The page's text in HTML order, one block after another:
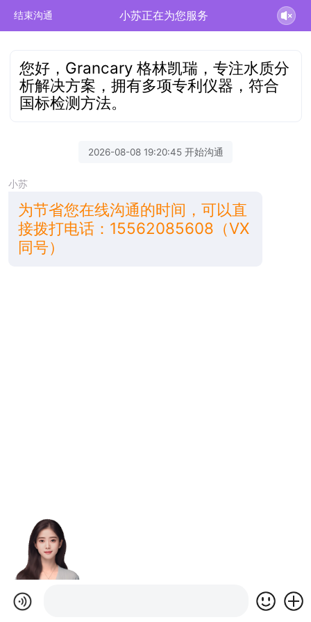
结束沟通 小苏正在为您服务
您好，Grancary 格林凯瑞，专注水质分
析解决方案，拥有多项专利仪器，符合
国标检测方法。
2026-08-08 19:20:45 开始沟通
小苏
为节省您在线沟通的时间，可以直
接拨打电话：15562085608（VX
同号）